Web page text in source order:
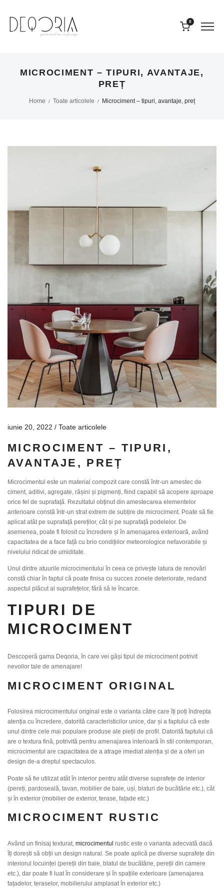
0
MICROCIMENT – TIPURI, AVANTAJE,
PREȚ
Home / Toate articolele / Microciment – tipuri, avantaje, preț
iunie 20, 2022 Toate articolele
MICROCIMENT – TIPURI,
AVANTAJE, PREȚ
Microcimentul este un material compozit care constă într-un amestec de
ciment, aditivi, agregate, rășini și pigmenți, fiind capabil să acopere aproape
orice fel de suprafață. Rezultatul obținut din amestecarea elementelor
anterioare constă într-un strat extrem de subțire de microciment. Poate să fie
aplicat atât pe suprafață pereților, cât și pe suprafață podelelor. De
asemenea, poate fi folosit cu încredere și în amenajarea exterioară, având
capacitatea de a face față cu brio condițiilor meteorologice nefavorabile și
nivelului ridicat de umiditate.
Unul dintre atuurile microcimentului în ceea ce privește latura de renovări
constă chiar în faptul că poate finisa cu succes zonele deteriorate, redand
aspectul plăcut al suprafețelor, fără să le încarce.
TIPURI DE
MICROCIMENT
Descoperă gama Deqoria, în care vei găși tipul de microciment potrivit
nevoilor tale de amenajare!
MICROCIMENT ORIGINAL
Folosirea microcimentului original este o varianta către care îți poți îndrepta
atenția cu încredere, datorită caracteristicilor unice, dar și a faptului că este
unul dintre cele mai populare produse ale pieții de profil. Datorită faptului că
are o textura fină, potrivită pentru amenajarea interioară în stil contemporan,
microcimentul are capacitatea de a atrage imediat atenția și de a oferi un
design de-a dreptul spectaculos.
Poate să fie utilizat atât în interior pentru atât diverse suprafețe de interior
(pereți, pardoseală, tavan, mobilier de baie, uși, blaturi de bucătărie etc.), cât
și în exterior (mobilier de exterior, terase, fațade etc.)
MICROCIMENT RUSTIC
Având un finisaj texturat, microcimentul rustic este o varianta adecvată dacă
îți dorești să obții un design natural. Se poate aplică pe diverse suprafețe din
interiorul locuinței (pereții din baie, blatul de bucătărie, pereții din camere
etc.), dar poate fi luat în considerare și în spațiile exterioare (amenajarea
fațadelor, teraselor, mobilierului amplasat în exterior etc.)